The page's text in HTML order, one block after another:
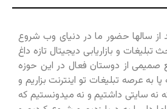
از سالها حضور ما در دنیای وب شروع
و بازاریابی دیجیتال تازه داغ
از دوستان فعال در این حوزه
به عرصه تبلیغات تو اینترنت بزاریم و
نه سایتی داشتیم و نه میدونستیم که